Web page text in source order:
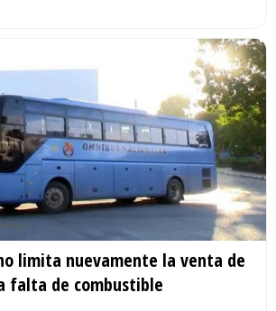
limita nuevamente la venta de
falta de combustible